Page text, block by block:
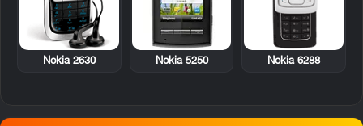
Nokia 6288
Nokia 5250
Nokia 2630